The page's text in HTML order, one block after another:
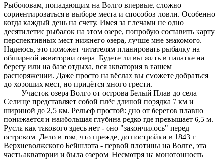
Рыболовам, попадающим на Волго впервые, сложно
сориентироваться в выборе места и способов ловли. Особенно
когда каждый день на счету. Имея за плечами не одно
десятилетие рыбалок на этом озере, попробую составить карту
перспективных мест нижнего озера, лучше мне знакомого.
Надеюсь, это поможет читателям планировать рыбалку на
обширной акватории озера. Будете ли вы жить в палатке на
берегу или на базе отдыха, вся акватория в вашем
распоряжении. Даже просто на вёслах вы сможете добраться
до хороших мест, но придётся много грести.
Участок озера Волго от острова Белый Плав до села
Селище представляет собой плёс длиной порядка 7 км и
шириной до 2,5 км. Рельеф простой: дно от берегов плавно
понижается и наибольшая глубина редко где превышает 6,5 м.
Русла как такового здесь нет - оно "закончилось" перед
островом. Дело в том, что прежде, до постройки в 1843 г.
Верхневолжского Бейшлота - первой плотины на Волге, эта
часть акватории и была озером. Несмотря на монотонность